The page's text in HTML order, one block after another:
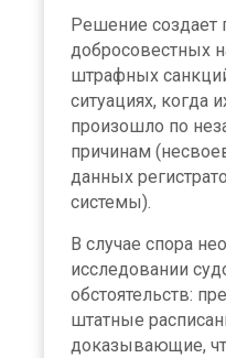
Решение
добросовестных
штрафных
ситуациях, когда
произошло по
причинам
данных
системы).
В случае спора
исследовании
обстоятельств:
штатные
доказывающие,